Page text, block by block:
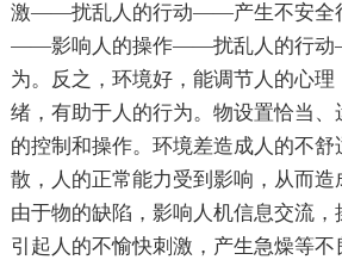
激——扰乱人的行动——产生不安全
——影响人的操作——扰乱人的行
为。反之，环境好，能调节人的心
绪，有助于人的行为。物设置恰当、
的控制和操作。环境差造成人的不
散，人的正常能力受到影响，从而造
由于物的缺陷，影响人机信息交流，
引起人的不愉快刺激，产生急燥等不